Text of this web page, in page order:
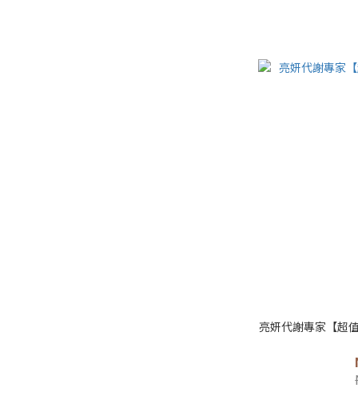
亮妍代謝專家【超